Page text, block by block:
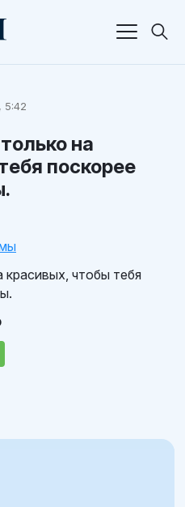
5:42
на
поскорее
чтобы тебя